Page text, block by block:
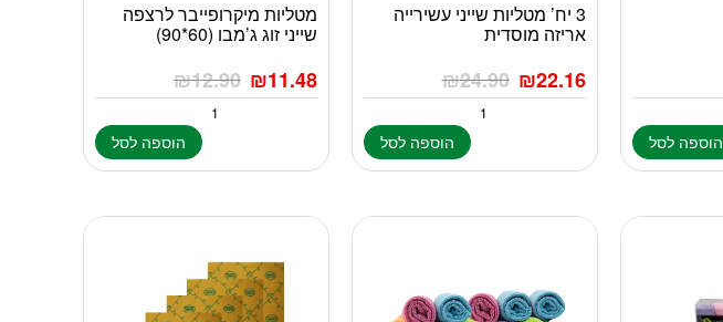
הוספה לסל
3 יח’ מטליות שייני עשירייה
אריזה מוסדית
₪24.90 ₪22.16
הוספה לסל
מטליות מיקרופייבר לרצפה
שייני זוג ג’מבו (60*90)
₪12.90 ₪11.48
הוספה לסל